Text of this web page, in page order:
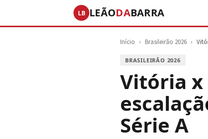
LB LEÃODABARRA
Início › Brasileirão 2026 ›
BRASILEIRÃO 2026
Vitória x
Série A